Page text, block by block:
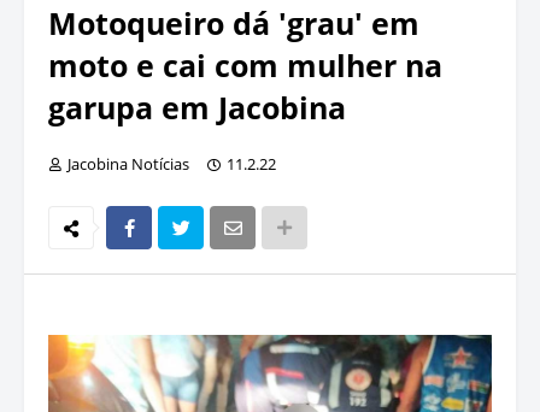
Motoqueiro dá 'grau' em
moto e cai com mulher na
garupa em Jacobina
Jacobina Notícias 11.2.22